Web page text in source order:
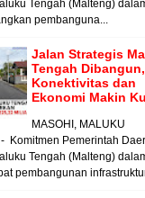
Tengah (Malteng)
pembanguna...
Jalan Strategis
Tengah Dibangun,
Konektivitas dan
Ekonomi Makin
MASOHI, MALUKU
Komitmen Pemerintah
Tengah (Malteng)
pembangunan